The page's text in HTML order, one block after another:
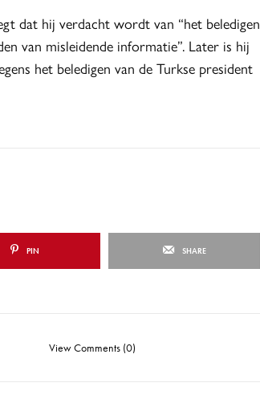
dat hij verdacht wordt van “het beledigen
van misleidende informatie”. Later is hij
het beledigen van de Turkse president
PIN SHARE
View Comments (0)